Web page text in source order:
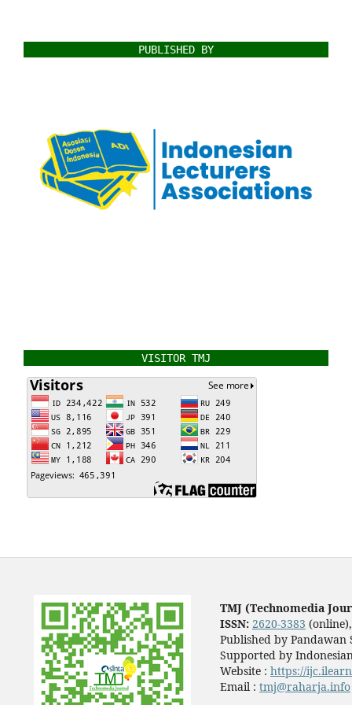
PUBLISHED BY
VISITOR TMJ
TMJ (Technomedia
ISSN: 2620-3383
Published by Pandawan
Supported by
Website : https://
Email : tmj@raharja.info